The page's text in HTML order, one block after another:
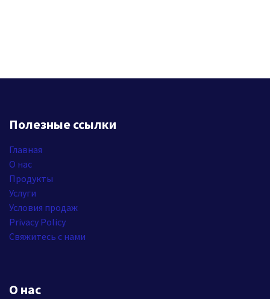
Полезные ссылки
Главная
О нас
Продукты
Услуги
Условия продаж
Privacy Policy
Свяжитесь с нами
О нас